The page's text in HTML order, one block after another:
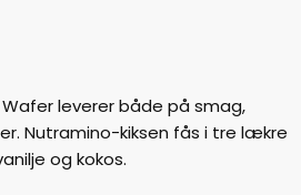
leverer både på smag,
Nutramino-kiksen fås i tre lækre
og kokos.